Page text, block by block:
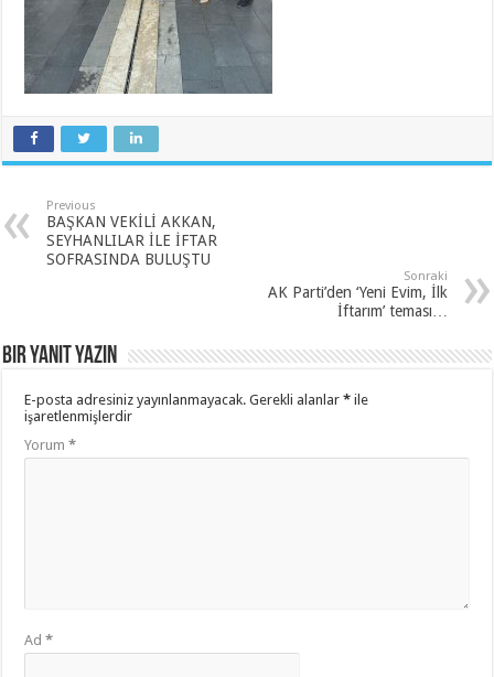
Previous
BAŞKAN VEKİLİ AKKAN,
SEYHANLILAR İLE İFTAR
SOFRASINDA BULUŞTU
Sonraki
AK Parti’den ‘Yeni Evim, İlk
İftarım’ teması…
Bir yanıt yazın
E-posta adresiniz yayınlanmayacak. Gerekli alanlar* ile
işaretlenmişlerdir
Yorum*
Ad*